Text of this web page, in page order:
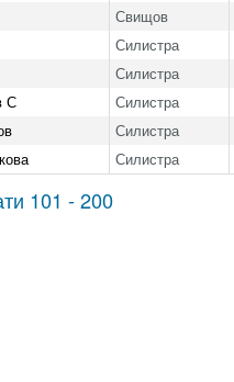
Свищов
Силистра
Силистра
С Силистра
Силистра
Силистра
101 - 200